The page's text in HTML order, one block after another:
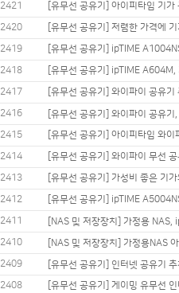
2421 [유무선 공유기] 아이피타임 기
2420 [유무선 공유기] 저렴한 가격에
2419 [유무선 공유기] ipTIME
2418 [유무선 공유기] ipTIME A604M,
2417 [유무선 공유기] 와이파이 공유
2416
[유무선 공유기] 와이파이 공유
2415
[유무선 공유기] 아이피타임 와
2414 [유무선 공유기] 와이파이 무선
2413 [유무선 공유기] 가성비 좋은 기
2412 [유무선 공유기] ipTIME
2411
[NAS 및 저장장치] 가정용
2410
[NAS 및 저장장치] 가정용NAS
2409
[유무선 공유기] 인터넷 공유기
2408
[유무선 공유기] 게이밍 유무선